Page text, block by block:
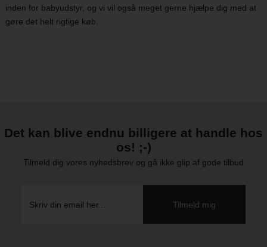
inden for babyudstyr, og vi vil også meget gerne hjælpe dig med at
gøre det helt rigtige køb.
Det kan blive endnu billigere at handle hos
os! ;-)
Tilmeld dig vores nyhedsbrev og gå ikke glip af gode tilbud